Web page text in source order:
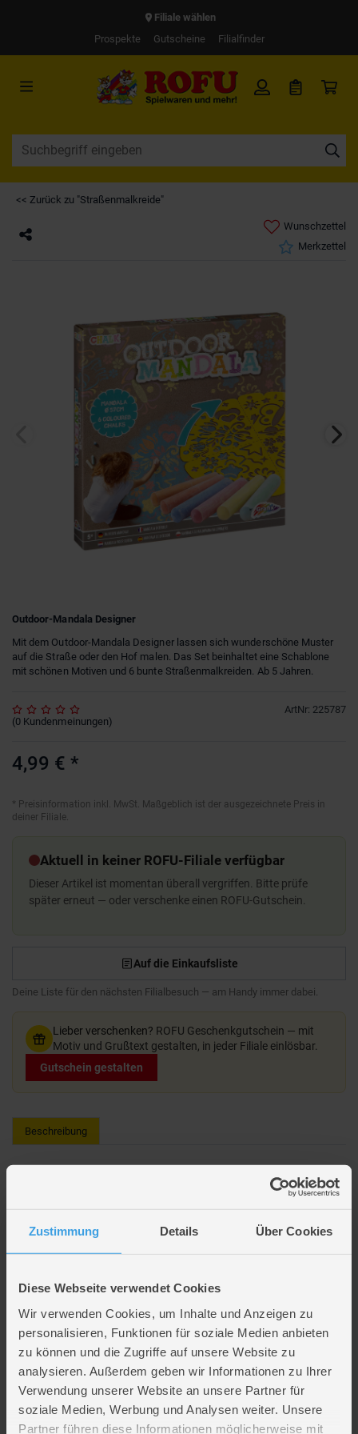
Zustimmung Details Über Cookies
Diese Webseite verwendet Cookies
Wir verwenden Cookies, um Inhalte und Anzeigen zu
personalisieren, Funktionen für soziale Medien anbieten
zu können und die Zugriffe auf unsere Website zu
analysieren. Außerdem geben wir Informationen zu Ihrer
Verwendung unserer Website an unsere Partner für
soziale Medien, Werbung und Analysen weiter. Unsere
Partner führen diese Informationen möglicherweise mit
Filiale wählen
Prospekte
Gutscheine Filialfinder
<< Zurück zu "Straßenmalkreide"
Wunschzettel
Merkzettel
Outdoor-Mandala Designer
Mit dem Outdoor-Mandala Designer lassen sich wunderschöne Muster
auf die Straße oder den Hof malen. Das Set beinhaltet eine Schablone
mit schönen Motiven und 6 bunte Straßenmalkreiden. Ab 5 Jahren.
ArtNr: 225787
(0 Kundenmeinungen)
4,99 € *
* Preisinformation inkl. MwSt. Maßgeblich ist der ausgezeichnete Preis in
deiner Filiale.
Aktuell in keiner ROFU-Filiale verfügbar
Dieser Artikel ist momentan überall vergriffen. Bitte prüfe
später erneut — oder verschenke einen ROFU-Gutschein.
Auf die Einkaufsliste
Deine Liste für den nächsten Filialbesuch — am Handy immer dabei.
Lieber verschenken? ROFU Geschenkgutschein — mit
Motiv und Grußtext gestalten, in jeder Filiale einlösbar.
Gutschein gestalten
Beschreibung
schönes Mandala an die Wand oder auf den Gehweg malen. Das
Mandala-Werk kann bis zu 57 Zentimeter groß werden und mit Figuren
aus der Schablone gefüllt werden. Verwandeln Sie Ihre Straße oder Ihren
Durchmesser von 56 Zentimetern und sechs verschiedenen Farbkreide.
Lieferumfang
Artikelmerkmale
Farbe
multicolor